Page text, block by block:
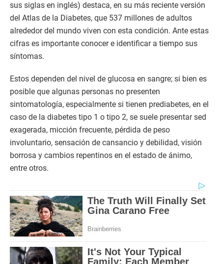
sus siglas en inglés) destaca, en su más reciente versión
del Atlas de la Diabetes, que 537 millones de adultos
alrededor del mundo viven con esta condición. Ante estas
cifras es importante conocer e identificar a tiempo sus
síntomas.
Estos dependen del nivel de glucosa en sangre; si bien es
posible que algunas personas no presenten
sintomatología, especialmente si tienen prediabetes, en el
caso de la diabetes tipo 1 o tipo 2, se suele presentar sed
exagerada, micción frecuente, pérdida de peso
involuntario, sensación de cansancio y debilidad, visión
borrosa y cambios repentinos en el estado de ánimo,
entre otros.